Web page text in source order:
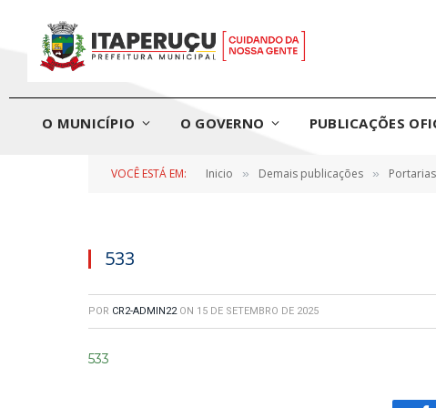
O MUNICÍPIO O GOVERNO PUBLICAÇÕES
VOCÊ ESTÁ EM: Inicio » Demais publicações »
533
POR CR2-ADMIN22 ON 15 DE SETEMBRO DE 2025
533